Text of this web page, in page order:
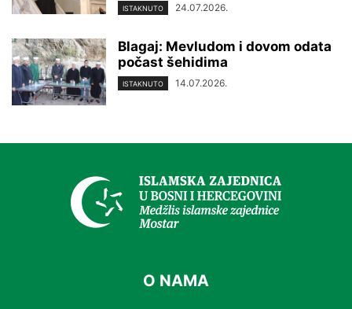
ISTAKNUTO 24.07.2026.
Blagaj: Mevludom i dovom odata
počast šehidima
ISTAKNUTO 14.07.2026.
O NAMA